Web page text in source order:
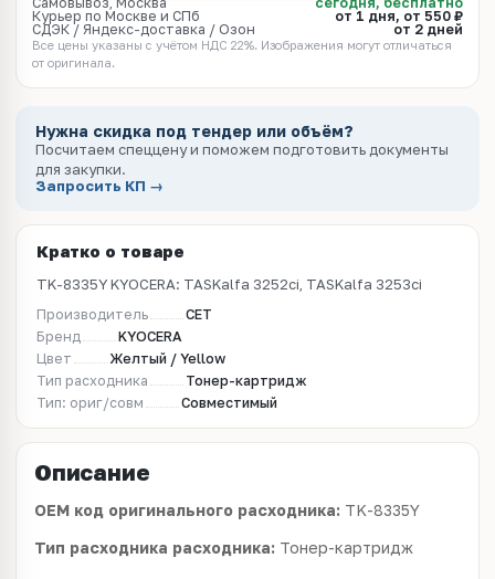
Курьер по Москве и СПб
от 1 дня, от 550 ₽
СДЭК / Яндекс-доставка / Озон
от 2 дней
Все цены указаны с учётом НДС 22%. Изображения могут отличаться
от оригинала.
Нужна скидка под тендер или объём?
Посчитаем спеццену и поможем подготовить документы
для закупки.
Запросить КП →
Кратко о товаре
TK-8335Y KYOCERA: TASKalfa 3252ci, TASKalfa 3253ci
Производитель
CET
Бренд
KYOCERA
Цвет
Желтый / Yellow
Тип расходника
Тонер-картридж
Тип: ориг/совм
Совместимый
Описание
OEM код оригинального расходника: TK-8335Y
Тип расходника расходника: Тонер-картридж